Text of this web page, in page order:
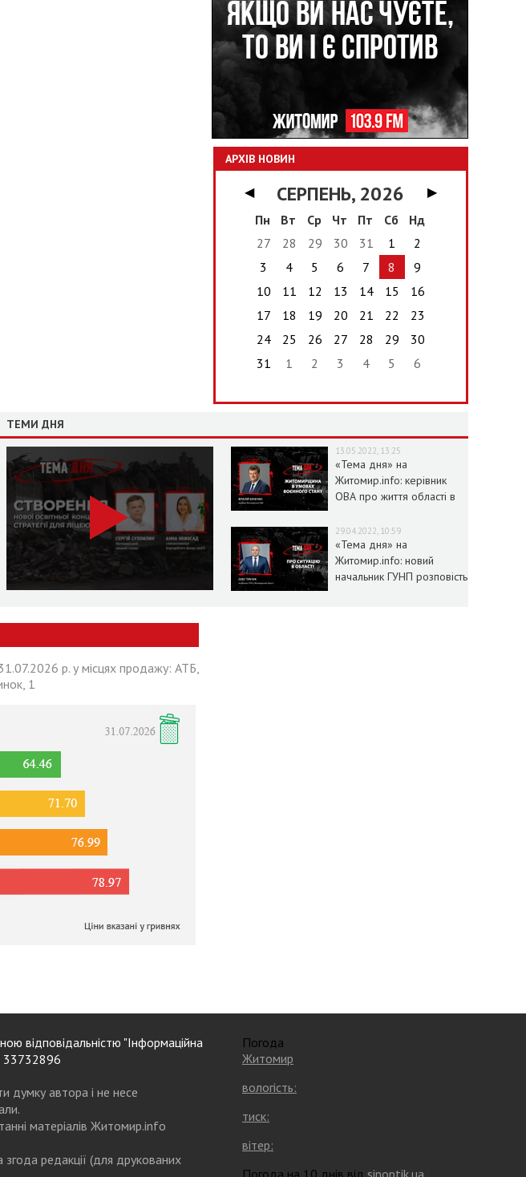
АРХІВ НОВИН
◀ СЕРПЕНЬ, 2026
▶
Пн
Вт Ср Чт Пт Сб
Нд
27
28 29 30 31 1
2
3
4 5 6 7 8
9
10
11 12 13 14 15
16
17
18 19 20 21 22
23
24
25 26 27 28 29
30
31
1 2 3 4 5 6
ТЕМИ ДНЯ
13.05.2022, 13:25
«Тема дня» на
Житомир.info: керівник
ОВА про життя області в
29.04.2022, 10:59
«Тема дня» на
Житомир.info: новий
начальник ГУНП розповість
р. у місцях продажу: АТБ,
1
відповідальністю "Інформаційна
33732896
думку автора і не несе
матеріалів Житомир.info
згода редакції (для друкованих
Погода
Житомир
вологість:
тиск:
вітер:
Погода на 10 днів від sinoptik.ua